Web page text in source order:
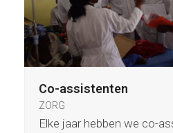
Co-assistenten
ZORG
Elke jaar hebben we co-